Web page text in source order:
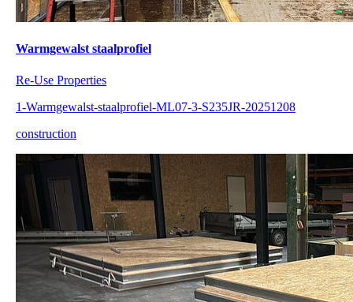
Warmgewalst staalprofiel
Re-Use Properties
1-Warmgewalst-staalprofiel-ML07-3-S235JR-20251208
construction